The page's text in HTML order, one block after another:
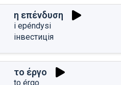
η επένδυση
i epéndysi
інвестиція
το έργο
to érgo